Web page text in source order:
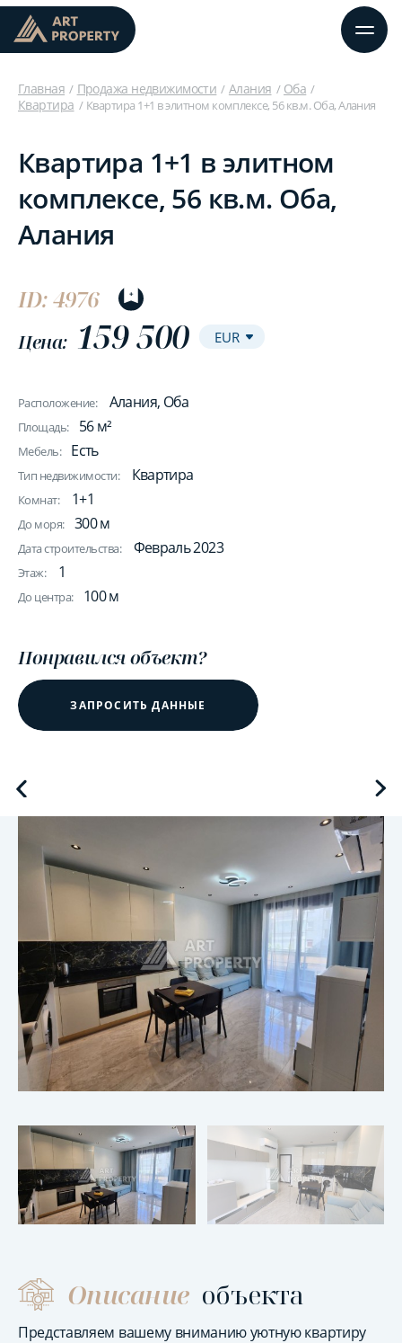
Главная Продажа недвижимости Алания
Оба
Квартира
Квартира 1+1 в элитном комплексе, 56 кв.м. Оба, Алания
Квартира 1+1 в элитном
комплексе, 56 кв.м. Оба,
Алания
ID: 4976
Цена: 159 500
Расположение: Алания, Оба
Площадь: 56 м²
Мебель: Есть
Тип недвижимости: Квартира
Комнат: 1+1
До моря: 300 м
Дата строительства: Февраль 2023
Этаж: 1
До центра: 100 м
Понравился объект?
ЗАПРОСИТЬ ДАННЫЕ
Описание объекта
Представляем вашему вниманию уютную квартиру